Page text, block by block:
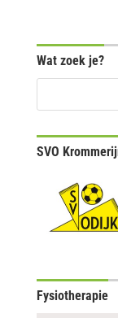
Wat zoek je?
SVO
Fysiotherapie